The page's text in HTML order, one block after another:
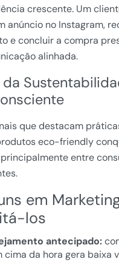
crescente. Um
anúncio no Instagram,
e concluir a compra
alinhada.
que destacam
eco-friendly
entre
em
los
antecipado:
cima da hora gera baixa